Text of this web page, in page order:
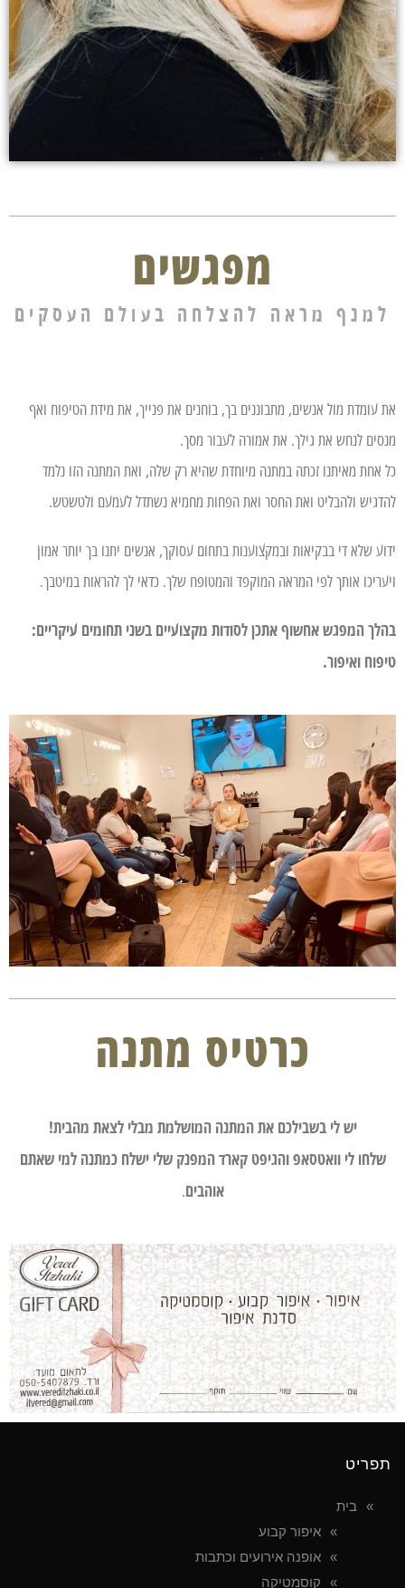
מפגשים
למנף מראה להצלחה בעולם העסקים
את עומדת מול אנשים, מתבוננים בך, בוחנים את פנייך, את מידת הטיפוח ואף
מנסים לנחש את גילך. את אמורה לעבור מסך.
כל אחת מאיתנו זכתה במתנה מיוחדת שהיא רק שלה, ואת המתנה הזו נלמד
להדגיש ולהבליט ואת החסר ואת הפחות מחמיא נשתדל לעמעם ולטשטש.
ידוע שלא די בבקיאות ובמקצוענות בתחום עסוקך, אנשים יתנו בך יותר אמון
ויעריכו אותך לפי המראה המוקפד והמטופח שלך. כדאי לך להראות במיטבך.
בהלך המפגש אחשוף אתכן לסודות מקצועיים בשני תחומים עיקריים:
טיפוח ואיפור.
כרטיס מתנה
יש לי בשבילכם את המתנה המושלמת מבלי לצאת מהבית!
שלחו לי וואטסאפ והגיפט קארד המפנק שלי ישלח כמתנה למי שאתם
אוהבים.
תפריט
בית
איפור קבוע
אופנה אירועים וכתבות
קוסמטיקה